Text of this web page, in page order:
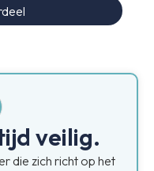
veilig.
die zich richt op het